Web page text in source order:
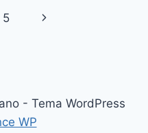
5
Pagina
- Tema WordPress
WP